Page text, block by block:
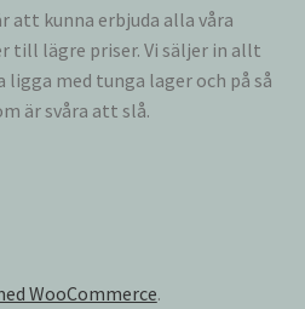
att kunna erbjuda alla våra
till lägre priser. Vi säljer in allt
med tunga lager och på så
är svåra att slå.
WooCommerce.